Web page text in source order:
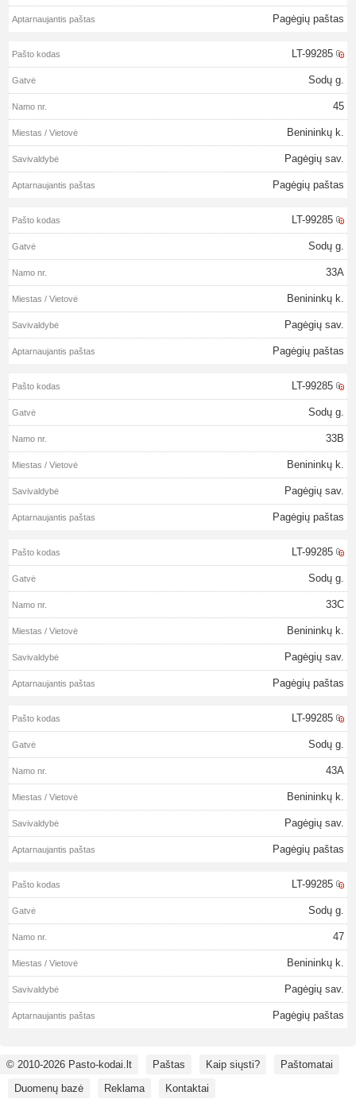
Pagėgių paštas
LT-99285
Sodų g.
45
Benininkų k.
Pagėgių sav.
Pagėgių paštas
LT-99285
Sodų g.
33A
Benininkų k.
Pagėgių sav.
Pagėgių paštas
LT-99285
Sodų g.
33B
Benininkų k.
Pagėgių sav.
Pagėgių paštas
LT-99285
Sodų g.
33C
Benininkų k.
Pagėgių sav.
Pagėgių paštas
LT-99285
Sodų g.
43A
Benininkų k.
Pagėgių sav.
Pagėgių paštas
LT-99285
Sodų g.
47
Benininkų k.
Pagėgių sav.
Pagėgių paštas
© 2010-2026 Pasto-kodai.lt Paštas Kaip siųsti?
Paštomatai
Duomenų bazė
Reklama Kontaktai